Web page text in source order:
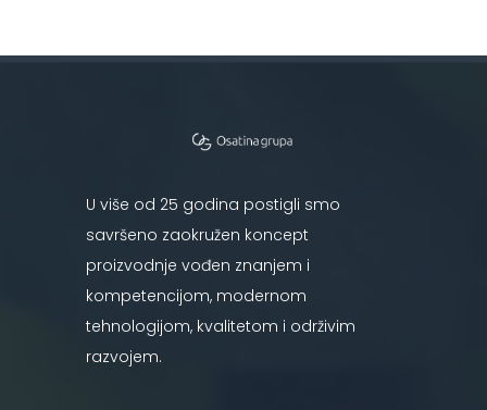
U više od 25 godina postigli smo
savršeno zaokružen koncept
proizvodnje vođen znanjem i
kompetencijom, modernom
tehnologijom, kvalitetom i održivim
razvojem.